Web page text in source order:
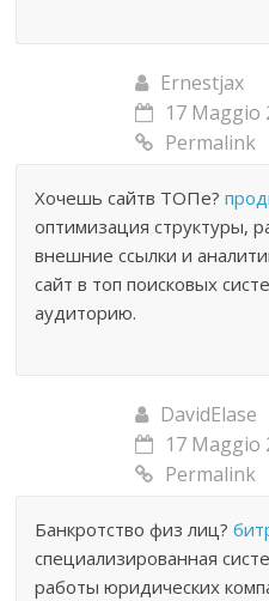
Ernestjax
17 Maggio
Permalink
Хочешь сайтв ТОПе?
оптимизация структуры,
внешние ссылки и
сайт в топ поисковых
аудиторию.
DavidElase
17 Maggio
Permalink
Банкротство физ лиц?
специализированная
работы юридических